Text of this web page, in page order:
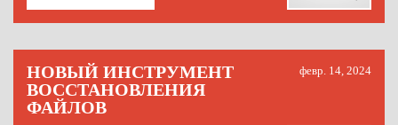
НОВЫЙ ИНСТРУМЕНТ
ВОССТАНОВЛЕНИЯ
ФАЙЛОВ
февр. 14, 2024